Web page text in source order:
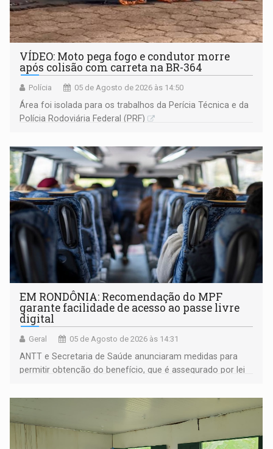
VÍDEO: Moto pega fogo e condutor morre
após colisão com carreta na BR-364
Polícia 05 de Agosto de 2026 às 14:50
Área foi isolada para os trabalhos da Perícia Técnica e da
Polícia Rodoviária Federal (PRF)
EM RONDÔNIA: Recomendação do MPF
garante facilidade de acesso ao passe livre
digital
Geral 05 de Agosto de 2026 às 14:31
ANTT e Secretaria de Saúde anunciaram medidas para
permitir obtenção do benefício, que é assegurado por lei